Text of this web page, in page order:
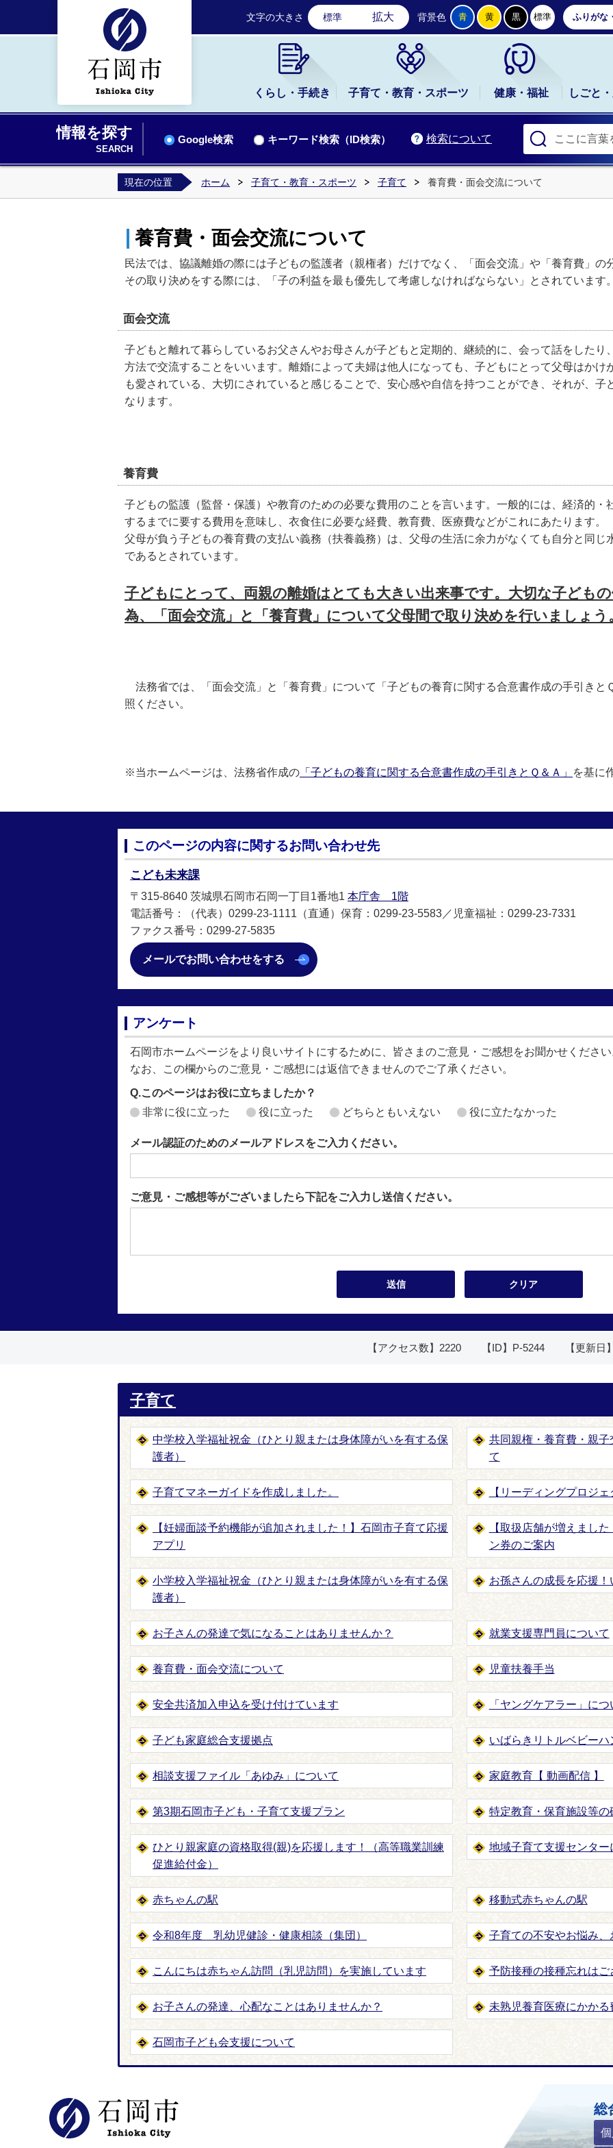
石岡市公式ホームページ
文字の大きさ 標準 拡大 背景色 青 黄 黒 標準 ふりがな
くらし・手続き 子育て・教育・スポーツ 健康・福祉 しごと
情報を探す
SEARCH
検索について
Google検索 キーワード検索（ID検索）
現在の位置 ホーム 子育て・教育・スポーツ 子育て 養育費・面会交流について
養育費・面会交流について
民法では、協議離婚の際には子どもの監護者（親権者）だけでなく、「面会交流」や「養育費」の
その取り決めをする際には、「子の利益を最も優先して考慮しなければならない」とされています
面会交流
子どもと離れて暮らしているお父さんやお母さんが子どもと定期的、継続的に、会って話をしたり
方法で交流することをいいます。離婚によって夫婦は他人になっても、子どもにとって父母はかけ
も愛されている、大切にされていると感じることで、安心感や自信を持つことができ、それが、
なります。
養育費
子どもの監護（監督・保護）や教育のための必要な費用のことを言います。一般的には、経済的・
するまでに要する費用を意味し、衣食住に必要な経費、教育費、医療費などがこれにあたります。
父母が負う子どもの養育費の支払い義務（扶養義務）は、父母の生活に余力がなくても自分と同じ
であるとされています。
子どもにとって、両親の離婚はとても大きい出来事です。大切な子ども
為、「面会交流」と「養育費」について父母間で取り決めを行いましょう
法務省では、「面会交流」と「養育費」について「子どもの養育に関する合意書作成の手引きと
照ください。
※当ホームページは、法務省作成の 「子どもの養育に関する合意書作成の手引きとＱ＆Ａ」 を基に
このページの内容に関するお問い合わせ先
こども未来課
〒315-8640 茨城県石岡市石岡一丁目1番地1 本庁舎 1階
電話番号：（代表）0299-23-1111（直通）保育：0299-23-5583／児童福祉：0299-23-7331
ファクス番号：0299-27-5835
メールでお問い合わせをする
アンケート
石岡市ホームページをより良いサイトにするために、皆さまのご意見・ご感想をお聞かせくださ
なお、この欄からのご意見・ご感想には返信できませんのでご了承ください。
Q.このページはお役に立ちましたか？
非常に役に立った
役に立った どちらともいえない 役に立たなかった
メール認証のためのメールアドレスをご入力ください。
ご意見・ご感想等がございましたら下記をご入力し送信ください。
【アクセス数】 2220 【ID】 P-5244 【更新日
子育て
中学校入学福祉祝金（ひとり親または身体障がいを有する保
護者）
共同親権・養育費・親
て
子育てマネーガイドを作成しました。 【リーディングプロジ
【妊婦面談予約機能が追加されました！】石岡市子育て応援
アプリ
【取扱店舗が増えまし
ン券のご案内
小学校入学福祉祝金（ひとり親または身体障がいを有する保
護者）
お孫さんの成長を応援
お子さんの発達で気になることはありませんか？ 就業支援専門員について
養育費・面会交流について 児童扶養手当
安全共済加入申込を受け付けています 「ヤングケアラー」につ
子ども家庭総合支援拠点 いばらきリトルベビーハ
相談支援ファイル「あゆみ」について 家庭教育【 動画配信 】
第3期石岡市子ども・子育て支援プラン 特定教育・保育施設等
ひとり親家庭の資格取得(親)を応援します！（高等職業訓練
促進給付金）
地域子育て支援センター
赤ちゃんの駅 移動式赤ちゃんの駅
令和8年度 乳幼児健診・健康相談（集団） 子育ての不安やお悩み
こんにちは赤ちゃん訪問（乳児訪問）を実施しています 予防接種の接種忘れは
お子さんの発達、心配なことはありませんか？ 未熟児養育医療にかか
石岡市子ども会支援について
総